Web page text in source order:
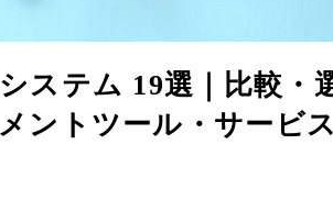
ステム 19選｜比較・
ントツール・サービ